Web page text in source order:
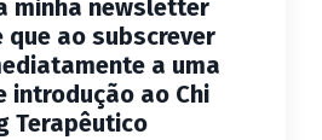
minha newsletter
que ao subscrever
a uma
introdução ao Chi
Terapêutico